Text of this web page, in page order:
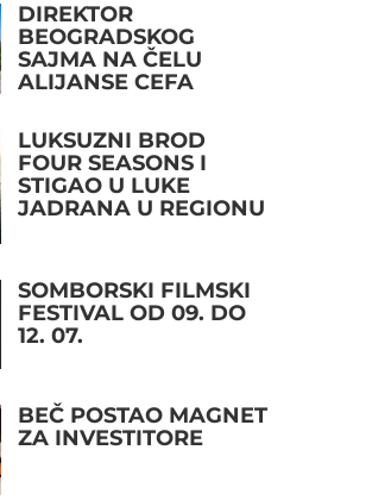
DIREKTOR
BEOGRADSKOG
SAJMA NA ČELU
ALIJANSE CEFA
LUKSUZNI BROD
FOUR SEASONS I
STIGAO U LUKE
JADRANA U REGIONU
SOMBORSKI FILMSKI
FESTIVAL OD 09. DO
12. 07.
BEČ POSTAO MAGNET
ZA INVESTITORE